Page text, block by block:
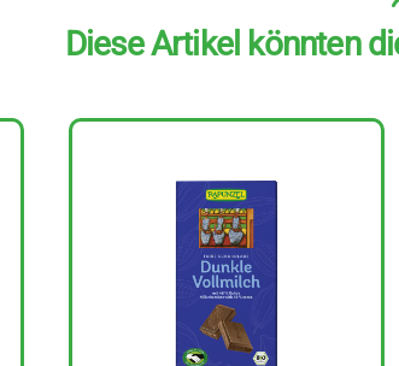
Diese Artikel könnten